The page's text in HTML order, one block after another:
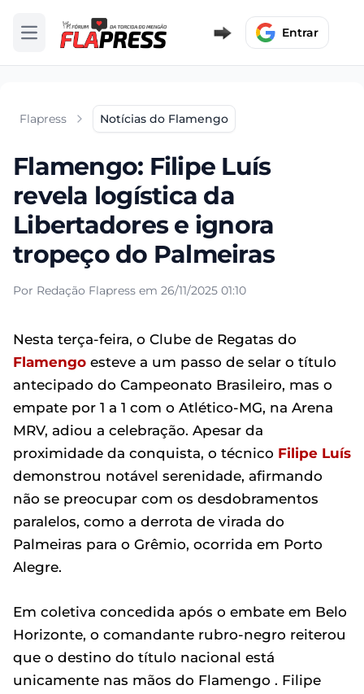
Abrir menu Entrar
Flapress Notícias do Flamengo
Flamengo: Filipe Luís
revela logística da
Libertadores e ignora
tropeço do Palmeiras
Por Redação Flapress em 26/11/2025 01:10
Nesta terça-feira, o Clube de Regatas do
Flamengo esteve a um passo de selar o título
antecipado do Campeonato Brasileiro, mas o
empate por 1 a 1 com o Atlético-MG, na Arena
MRV, adiou a celebração. Apesar da
proximidade da conquista, o técnico Filipe Luís
demonstrou notável serenidade, afirmando
não se preocupar com os desdobramentos
paralelos, como a derrota de virada do
Palmeiras para o Grêmio, ocorrida em Porto
Alegre.
Em coletiva concedida após o embate em Belo
Horizonte, o comandante rubro-negro reiterou
que o destino do título nacional está
unicamente nas mãos do Flamengo . Filipe